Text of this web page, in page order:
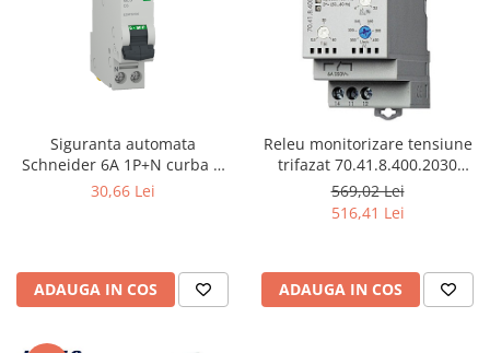
Siguranta automata
Schneider 6A 1P+N curba C
4,5kA Easy9 EZ9P32606
30,66 Lei
ADAUGA IN COS
Releu monitorizare tensiune
trifazat 70.41.8.400.2030
Finder
569,02 Lei
516,41 Lei
ADAUGA IN COS